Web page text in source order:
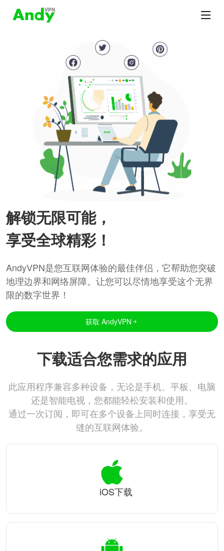
解锁无限可能，
享受全球精彩！
AndyVPN是您互联网体验的最佳伴侣，它帮助您突破
地理边界和网络屏障。让您可以尽情地享受这个无界
限的数字世界！
获取 AndyVPN
下载适合您需求的应用
此应用程序兼容多种设备，无论是手机、平板、电脑
还是智能电视，您都能轻松安装和使用。
通过一次订阅，即可在多个设备上同时连接，享受无
缝的互联网体验。
iOS下载